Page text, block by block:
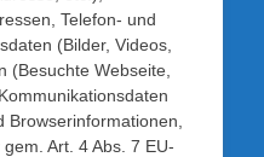
Telefon- und
(Bilder, Videos,
(Besuchte Webseite,
Art. 4 Abs. 7 EU-